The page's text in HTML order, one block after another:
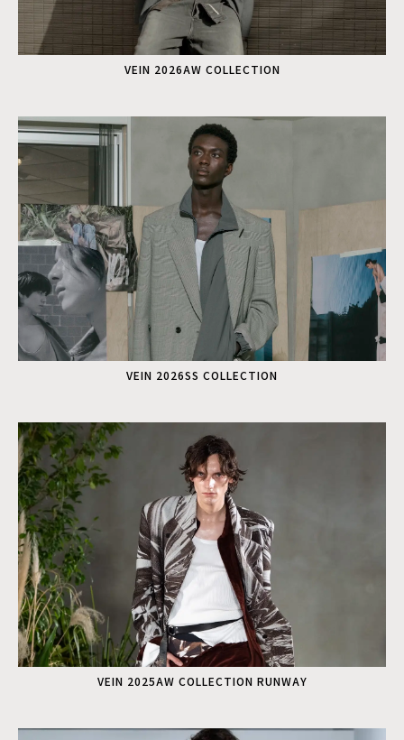
VEIN 2026AW COLLECTION
VEIN 2026SS COLLECTION
VEIN 2025AW COLLECTION RUNWAY